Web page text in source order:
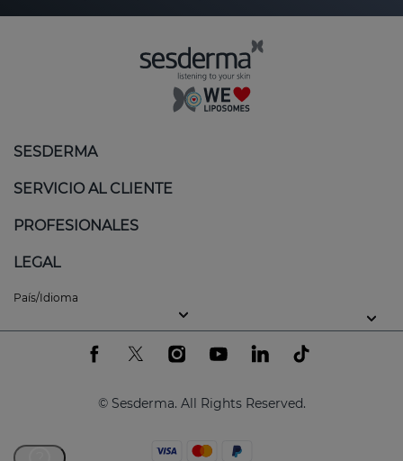
SESDERMA
SERVICIO AL CLIENTE
PROFESIONALES
LEGAL
País/Idioma
© Sesderma. All Rights Reserved.